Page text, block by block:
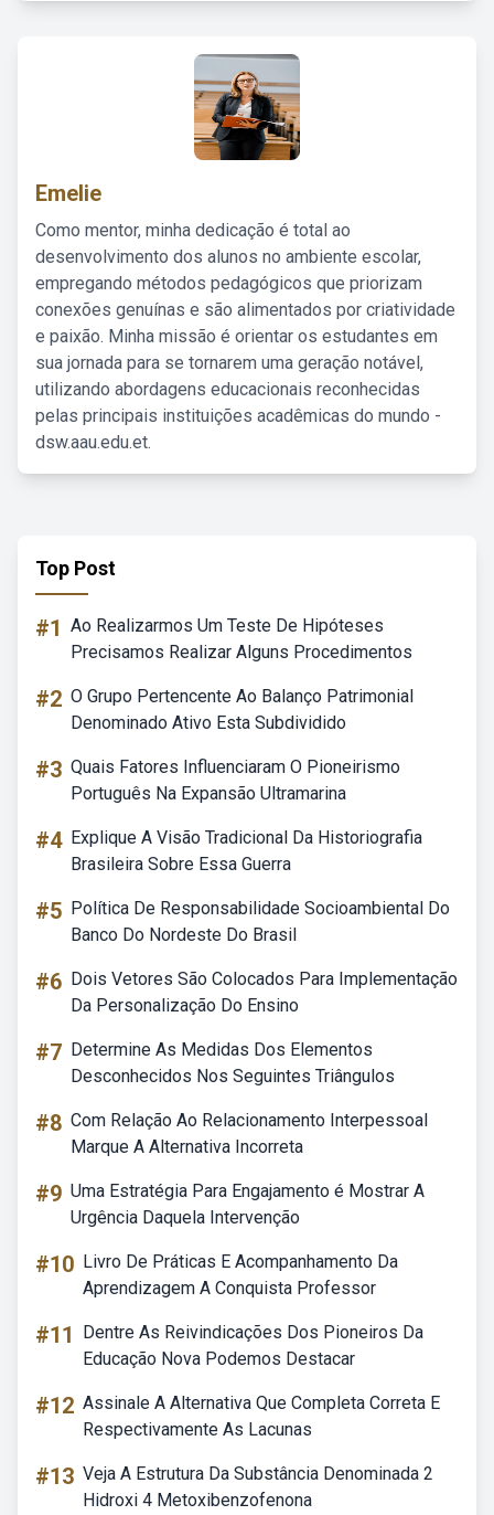
Emelie
Como mentor, minha dedicação é total ao
desenvolvimento dos alunos no ambiente escolar,
empregando métodos pedagógicos que priorizam
conexões genuínas e são alimentados por criatividade
e paixão. Minha missão é orientar os estudantes em
sua jornada para se tornarem uma geração notável,
utilizando abordagens educacionais reconhecidas
pelas principais instituições acadêmicas do mundo -
dsw.aau.edu.et.
Top Post
#1 Ao Realizarmos Um Teste De Hipóteses
Precisamos Realizar Alguns Procedimentos
#2 O Grupo Pertencente Ao Balanço Patrimonial
Denominado Ativo Esta Subdividido
#3 Quais Fatores Influenciaram O Pioneirismo
Português Na Expansão Ultramarina
#4 Explique A Visão Tradicional Da Historiografia
Brasileira Sobre Essa Guerra
#5 Política De Responsabilidade Socioambiental Do
Banco Do Nordeste Do Brasil
#6 Dois Vetores São Colocados Para Implementação
Da Personalização Do Ensino
#7 Determine As Medidas Dos Elementos
Desconhecidos Nos Seguintes Triângulos
#8 Com Relação Ao Relacionamento Interpessoal
Marque A Alternativa Incorreta
#9 Uma Estratégia Para Engajamento é Mostrar A
Urgência Daquela Intervenção
#10 Livro De Práticas E Acompanhamento Da
Aprendizagem A Conquista Professor
#11
Dentre As Reivindicações Dos Pioneiros Da
Educação Nova Podemos Destacar
#12 Assinale A Alternativa Que Completa Correta E
Respectivamente As Lacunas
#13 Veja A Estrutura Da Substância Denominada 2
Hidroxi 4 Metoxibenzofenona